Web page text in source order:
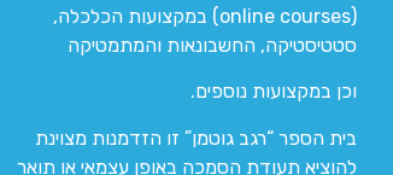
(online courses) במקצועות הכלכלה,
סטטיסטיקה, החשבונאות והמתמטיקה
וכן במקצועות נוספים.
בית הספר “רגב גוטמן” זו הזדמנות מצוינת
להוציא תעודת הסמכה באופן עצמאי או תואר